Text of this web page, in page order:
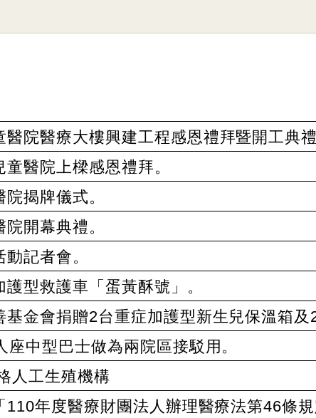
院醫療大樓興建工程感恩禮拜暨開工典禮
醫院上樑感恩禮拜。
揭牌儀式。
開幕典禮。
記者會。
型救護車「蛋黃酥號」。
基金會捐贈2台重症加護型新生兒保溫箱
中型巴士做為兩院區接駁用。
人工生殖機構
110年度醫療財團法人辦理醫療法第46條